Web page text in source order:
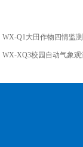
WX-Q1大田作物四情监
WX-XQ3校园自动气象观